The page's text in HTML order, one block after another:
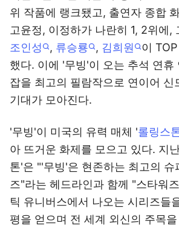
위 작품에 랭크됐고, 출연자 종합
고윤정, 이정하가 나란히 1, 2위에,
조인성
, 류승룡 , 김희원
이
했다. 이에 '무빙'이 오는 추석 연휴
잡을 최고의 필람작으로 연이어 신
기대가 모아진다.
'무빙'이 미국의 유력 매체 '롤링스
아 뜨거운 화제를 모으고 있다. 지
톤'은 "'무빙'은 현존하는 최고의 슈
즈"라는 헤드라인과 함께 "스타워
틱 유니버스에서 나오는 시리즈들
평을 얻으며 전 세계 외신의 주목